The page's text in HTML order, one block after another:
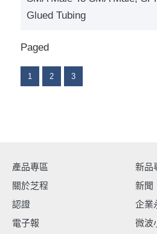
Glued Tubing
Paged
1 2 3
產品專區
新品
關於芝程
新聞
認證
企業
電子報
微波